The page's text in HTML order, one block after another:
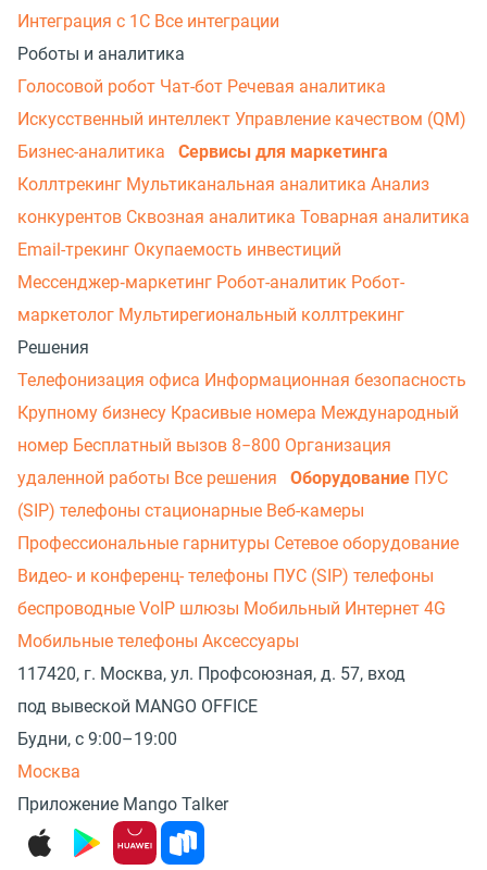
Интеграция с 1С Все интеграции
Роботы и аналитика
Голосовой робот Чат-бот Речевая аналитика
Искусственный интеллект Управление качеством (QM)
Бизнес-аналитика
Сервисы для маркетинга
Коллтрекинг Мультиканальная аналитика Анализ
конкурентов Сквозная аналитика Товарная аналитика
Email-трекинг Окупаемость инвестиций
Мессенджер‑маркетинг Робот-аналитик Робот-
маркетолог Мультирегиональный коллтрекинг
Решения
Телефонизация офиса Информационная безопасность
Крупному бизнесу Красивые номера Международный
номер Бесплатный вызов 8−800 Организация
удаленной работы Все решения Оборудование ПУС
(SIP) телефоны стационарные Веб-камеры
Профессиональные гарнитуры Сетевое оборудование
Видео- и конференц- телефоны ПУС (SIP) телефоны
беспроводные VoIP шлюзы Мобильный Интернет 4G
Мобильные телефоны Аксессуары
117420, г. Москва, ул. Профсоюзная, д. 57, вход
под вывеской MANGO OFFICE
Будни, с 9:00–19:00
Москва
Приложение Mango Talker